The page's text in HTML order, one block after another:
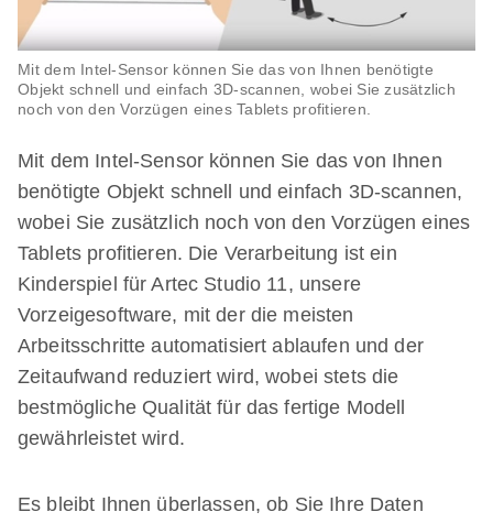
Mit dem Intel-Sensor können Sie das von Ihnen benötigte
Objekt schnell und einfach 3D-scannen, wobei Sie zusätzlich
noch von den Vorzügen eines Tablets profitieren.
Mit dem Intel-Sensor können Sie das von Ihnen
benötigte Objekt schnell und einfach 3D-scannen,
wobei Sie zusätzlich noch von den Vorzügen eines
Tablets profitieren. Die Verarbeitung ist ein
Kinderspiel für Artec Studio 11, unsere
Vorzeigesoftware, mit der die meisten
Arbeitsschritte automatisiert ablaufen und der
Zeitaufwand reduziert wird, wobei stets die
bestmögliche Qualität für das fertige Modell
gewährleistet wird.
Es bleibt Ihnen überlassen, ob Sie Ihre Daten